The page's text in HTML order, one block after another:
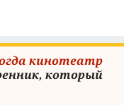
кинотеатр
который